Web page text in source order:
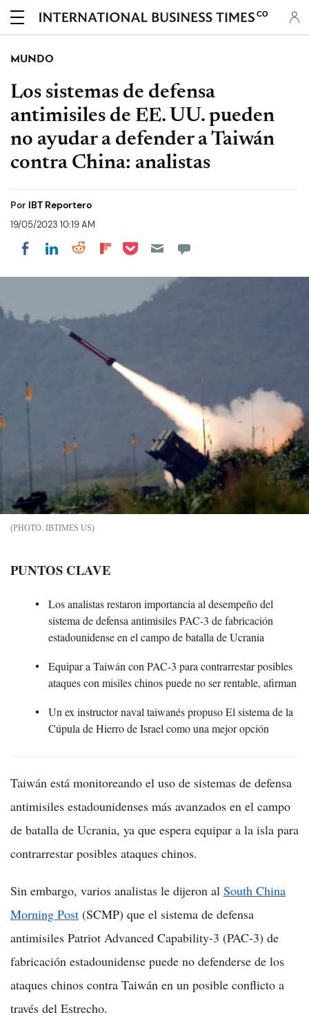
CO
MUNDO
Los sistemas de defensa
antimisiles de EE. UU. pueden
no ayudar a defender a Taiwán
contra China: analistas
Por IBT Reportero
19/05/2023 10:19 AM
Share on Facebook
Share on LinkedIn
Share on Reddit
Share on Flipboard
Share on Pocket
IBTIMES US
PUNTOS CLAVE
Los analistas restaron importancia al desempeño del
sistema de defensa antimisiles PAC-3 de fabricación
estadounidense en el campo de batalla de Ucrania
Equipar a Taiwán con PAC-3 para contrarrestar posibles
ataques con misiles chinos puede no ser rentable, afirman
Un ex instructor naval taiwanés propuso El sistema de la
Cúpula de Hierro de Israel como una mejor opción
Taiwán está monitoreando el uso de sistemas de defensa
antimisiles estadounidenses más avanzados en el campo
de batalla de Ucrania, ya que espera equipar a la isla para
contrarrestar posibles ataques chinos.
Sin embargo, varios analistas le dijeron al South China
Morning Post (SCMP) que el sistema de defensa
antimisiles Patriot Advanced Capability-3 (PAC-3) de
fabricación estadounidense puede no defenderse de los
ataques chinos contra Taiwán en un posible conflicto a
través del Estrecho.